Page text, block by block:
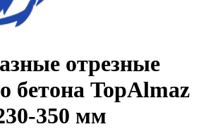
отрезные
бетона TopAlmaz
350 мм